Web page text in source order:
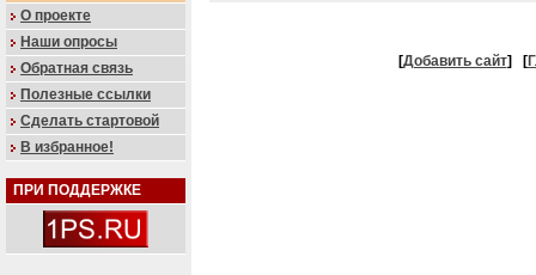
О проекте
Наши опросы
Обратная связь
Полезные ссылки
Сделать стартовой
В избранное!
ПРИ ПОДДЕРЖКЕ
[Добавить сайт] [